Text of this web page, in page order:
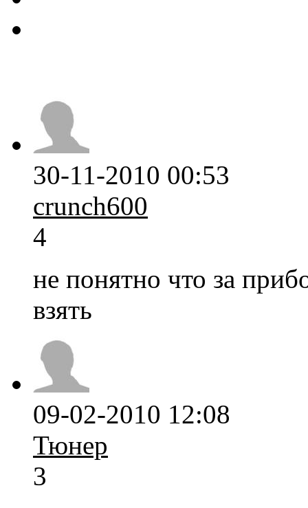
30-11-2010 00:53
crunch600
4
не понятно что за
взять
09-02-2010 12:08
Тюнер
3